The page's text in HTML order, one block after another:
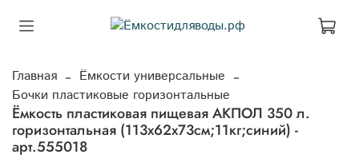
Главная
Ёмкости универсальные
Бочки пластиковые горизонтальные
Ёмкость пластиковая пищевая АКПОЛ 350 л.
горизонтальная (113x62x73см;11кг;синий) -
арт.555018